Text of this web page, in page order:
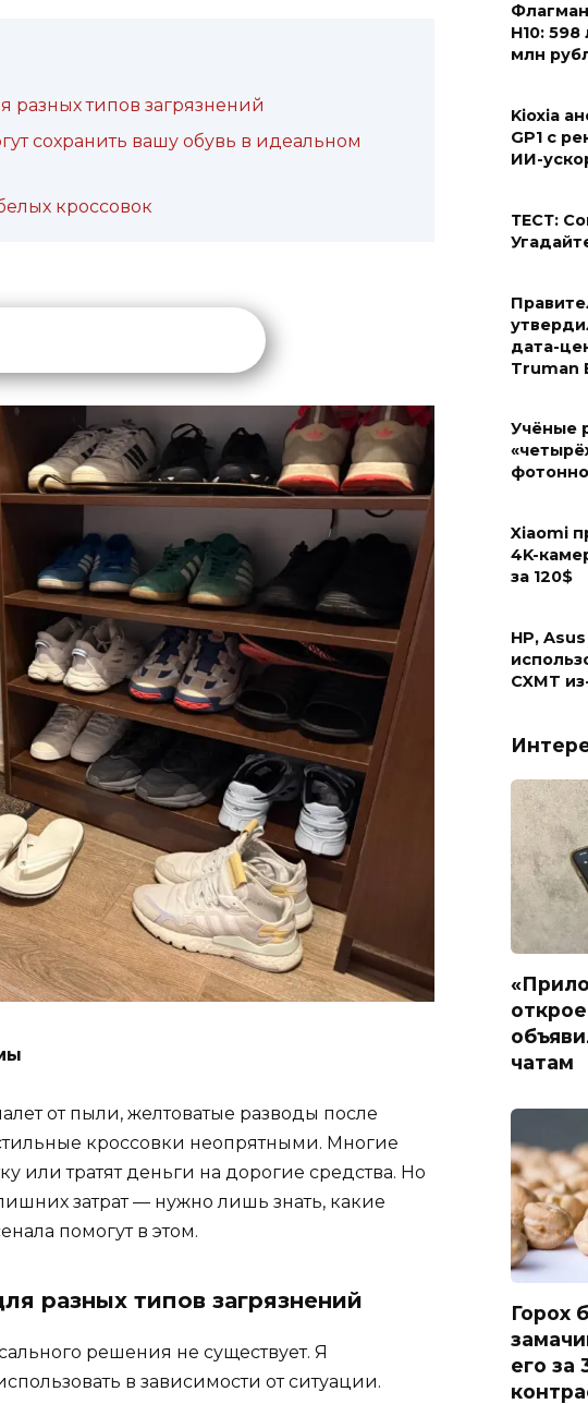
типов загрязнений
сохранить вашу обувь в идеальном
кроссовок
от пыли, желтоватые разводы после
кроссовки неопрятными. Многие
или тратят деньги на дорогие средства. Но
затрат — нужно лишь знать, какие
помогут в этом.
разных типов загрязнений
решения не существует. Я
в зависимости от ситуации.
H10:
млн
Kioxia
GP1 с
ИИ-
ТЕСТ:
дата-
Truman
Учёные
Xiaomi
4K-
за 120$
HP,
CXMT
чатам
Горох
его за